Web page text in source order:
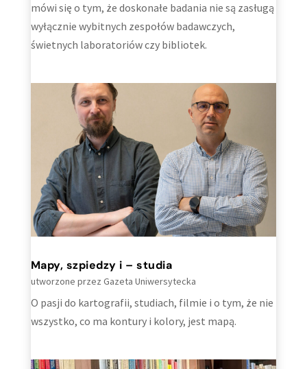
mówi się o tym, że doskonałe badania nie są zasługą
wyłącznie wybitnych zespołów badawczych,
świetnych laboratoriów czy bibliotek.
Mapy, szpiedzy i – studia
utworzone przez Gazeta Uniwersytecka
O pasji do kartografii, studiach, filmie i o tym, że nie
wszystko, co ma kontury i kolory, jest mapą.